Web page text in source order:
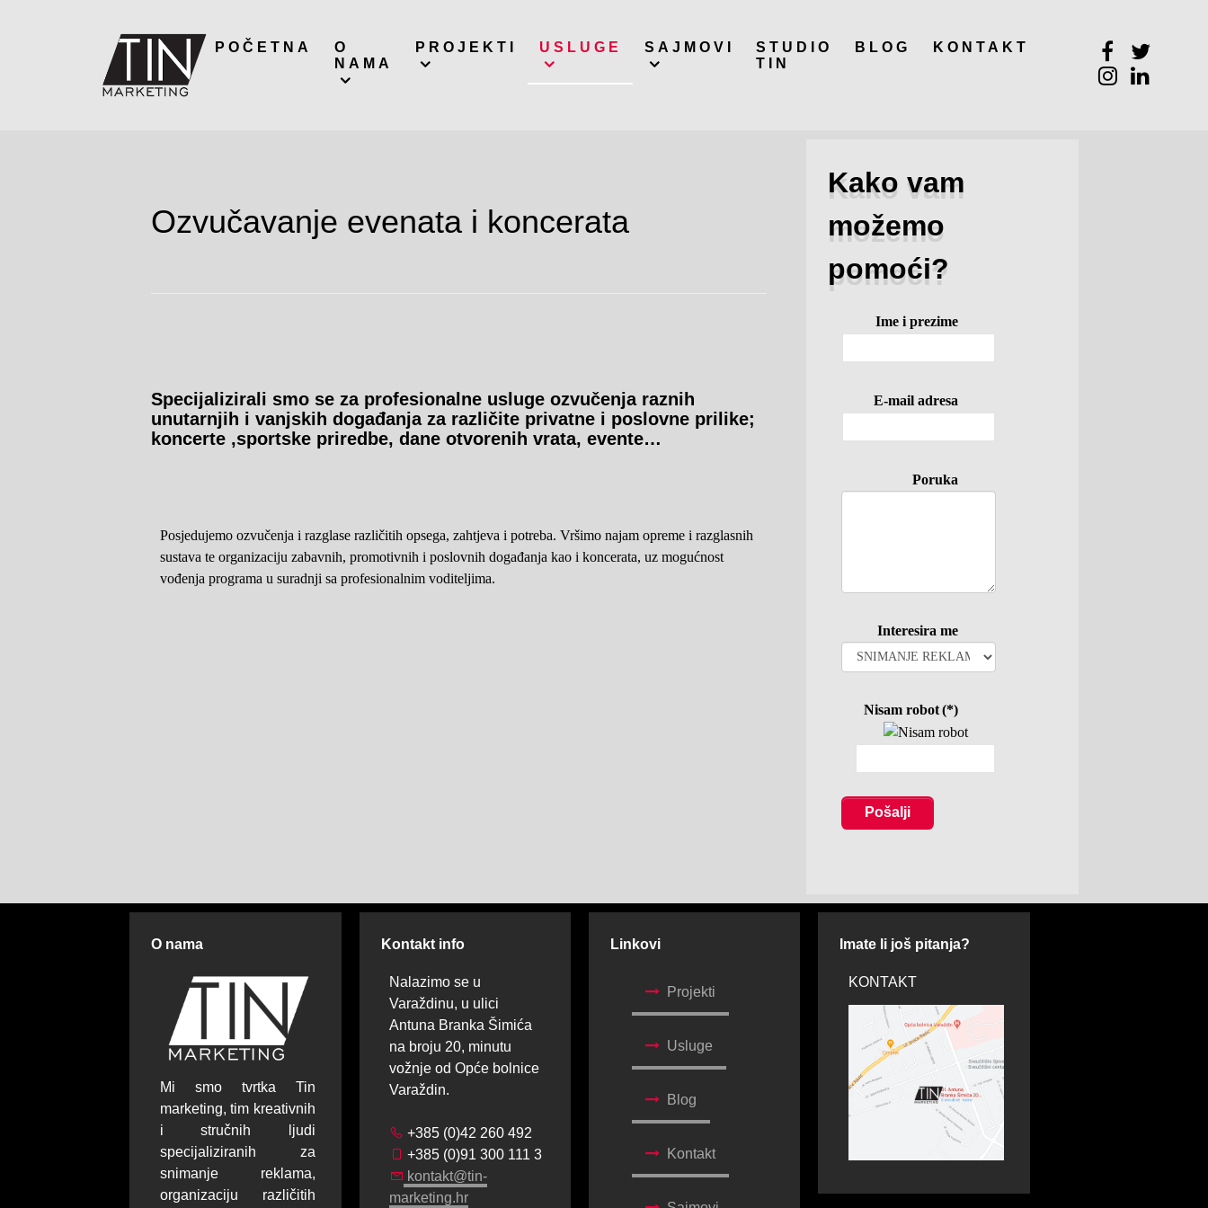
POČETNA
O
NAMA
PROJEKTI USLUGE SAJMOVI
STUDIO
TIN
BLOG KONTAKT
Ozvučavanje evenata i koncerata
Specijalizirali smo se za profesionalne usluge ozvučenja raznih
unutarnjih i vanjskih događanja za različite privatne i poslovne prilike;
koncerte ,sportske priredbe, dane otvorenih vrata, evente…
Posjedujemo ozvučenja i razglase različitih opsega, zahtjeva i potreba. Vršimo najam opreme i razglasnih
sustava te organizaciju zabavnih, promotivnih i poslovnih događanja kao i koncerata, uz mogućnost
vođenja programa u suradnji sa profesionalnim voditeljima.
Kako vam
možemo
pomoći?
Ime i prezime
E-mail adresa
Poruka
Interesira me
Nisam robot(*)
Pošalji
O nama
Mi smo tvrtka Tin
marketing, tim kreativnih
i stručnih ljudi
specijaliziranih za
snimanje reklama,
organizaciju različitih
Kontakt info
Nalazimo se u
Varaždinu, u ulici
Antuna Branka Šimića
na broju 20, minutu
vožnje od Opće bolnice
Varaždin.
+385 (0)42 260 492
+385 (0)91 300 111 3
kontakt@tin-
marketing.hr
Linkovi
Projekti
Usluge
Blog
Kontakt
Imate li još pitanja?
KONTAKT